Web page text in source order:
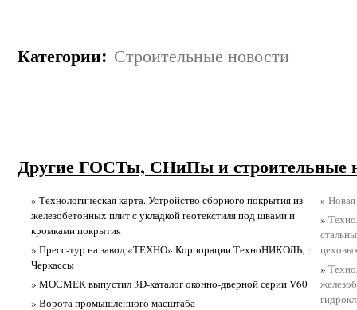
Категории: Строительные новости
Другие ГОСТы, СНиПы и строительные
» Технологическая карта. Устройство сборного покрытия из
железобетонных плит с укладкой геотекстиля под швами и
кромками покрытия
» Пресс-тур на завод «ТЕХНО» Корпорации ТехноНИКОЛЬ, г.
Черкассы
» МОСМЕК выпустил 3D-каталог оконно-дверной серии V60
» Ворота промышленного масштаба
»
»
»